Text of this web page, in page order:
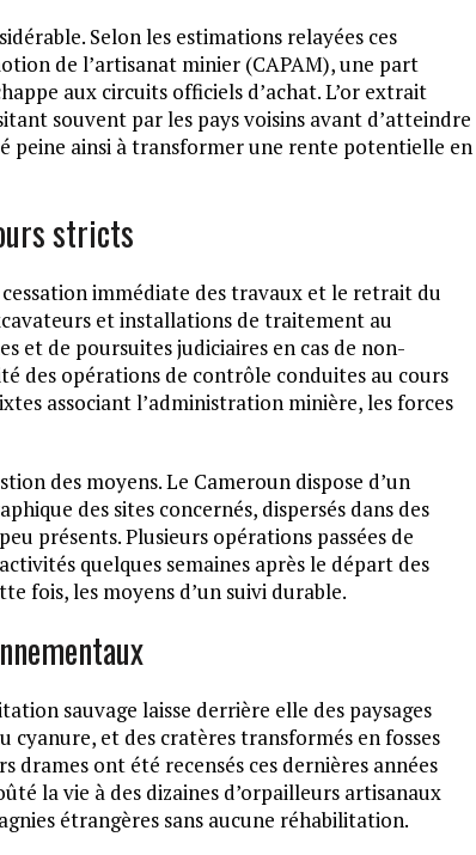
Selon les estimations relayées ces
de l’artisanat minier (CAPAM), une part
aux circuits officiels d’achat. L’or extrait
souvent par les pays voisins avant d’atteindre
peine ainsi à transformer une rente potentielle en
stricts
immédiate des travaux et le retrait du
et installations de traitement au
et de poursuites judiciaires en cas de non-
des opérations de contrôle conduites au cours
associant l’administration minière, les forces
des moyens. Le Cameroun dispose d’un
des sites concernés, dispersés dans des
présents. Plusieurs opérations passées de
quelques semaines après le départ des
fois, les moyens d’un suivi durable.
sauvage laisse derrière elle des paysages
cyanure, et des cratères transformés en fosses
ont été recensés ces dernières années
la vie à des dizaines d’orpailleurs artisanaux
étrangères sans aucune réhabilitation.